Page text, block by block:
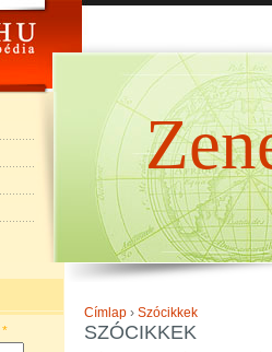
*
Címlap› Szócikkek
SZÓCIKKEK